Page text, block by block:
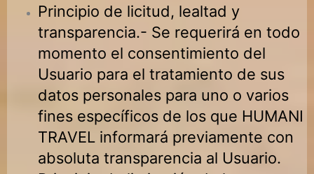
Principio de licitud, lealtad y
transparencia.- Se requerirá en todo
momento el consentimiento del
Usuario para el tratamiento de sus
datos personales para uno o varios
fines específicos de los que HUMANI
TRAVELinformará previamente con
absoluta transparencia al Usuario.